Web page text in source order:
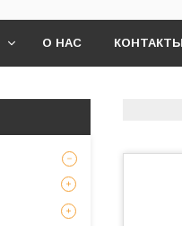
О НАС КОНТАКТЫ